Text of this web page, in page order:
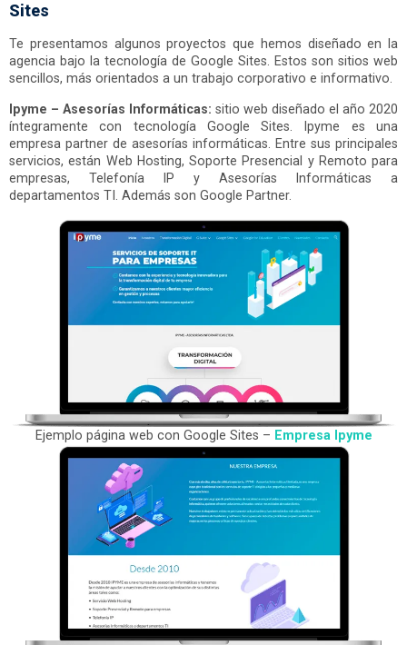
Sites
Te presentamos algunos proyectos que hemos diseñado en la
agencia bajo la tecnología de Google Sites. Estos son sitios web
sencillos, más orientados a un trabajo corporativo e informativo.
Ipyme – Asesorías Informáticas: sitio web diseñado el año 2020
íntegramente con tecnología Google Sites. Ipyme es una
empresa partner de asesorías informáticas. Entre sus principales
servicios, están Web Hosting, Soporte Presencial y Remoto para
empresas, Telefonía IP y Asesorías Informáticas a
departamentos TI. Además son Google Partner.
Ejemplo página web con Google Sites – Empresa Ipyme